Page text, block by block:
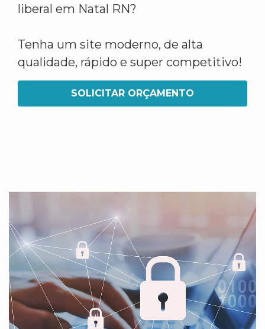
liberal em Natal RN?
Tenha um site moderno, de alta
qualidade, rápido e super competitivo!
SOLICITAR ORÇAMENTO